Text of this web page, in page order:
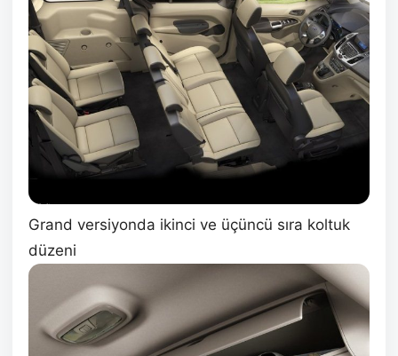
Grand versiyonda ikinci ve üçüncü sıra koltuk
düzeni